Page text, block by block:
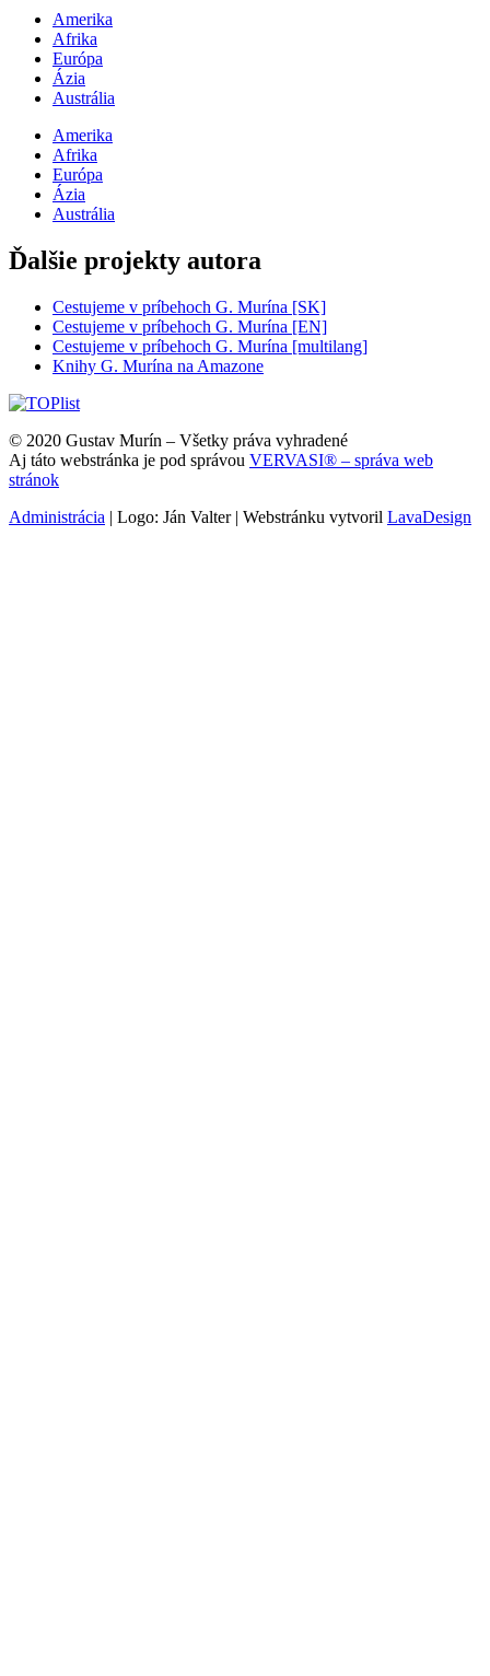
Amerika
Afrika
Európa
Ázia
Austrália
Amerika
Afrika
Európa
Ázia
Austrália
Ďalšie projekty autora
Cestujeme v príbehoch G. Murína [SK]
Cestujeme v príbehoch G. Murína [EN]
Cestujeme v príbehoch G. Murína [multilang]
Knihy G. Murína na Amazone
© 2020 Gustav Murín – Všetky práva vyhradené
Aj táto webstránka je pod správou VERVASI® – správa web
stránok
Administrácia | Logo: Ján Valter | Webstránku vytvoril LavaDesign